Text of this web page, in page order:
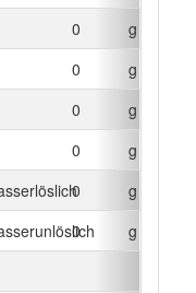
0
g
0
g
0
g
0
g
0
g
0
g